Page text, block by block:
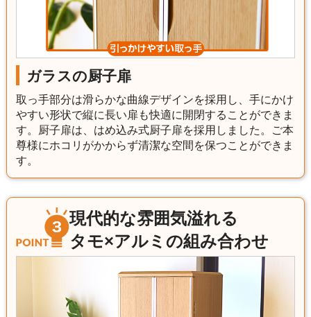
ガラスの厨子扉
取っ手部分は滑らかな曲線デザインを採用し、手にかけ
やすい形状で縦に長い扉も快適に開閉することができま
す。厨子扉は、はめ込み式厨子扉を採用しました。ご本
尊様にホコリがかからず清潔な空間を保つことができま
す。
現代的な雰囲気溢れる
タモ×アルミの組み合わせ